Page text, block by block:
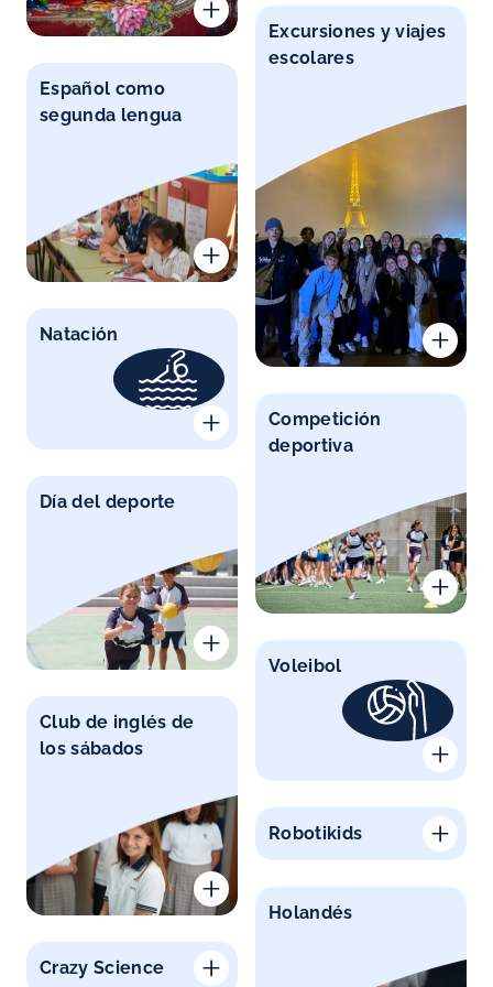
Excursiones y viajes
escolares
Español como
segunda lengua
Natación
Competición
deportiva
Día del deporte
Voleibol
Club de inglés de
los sábados
Robotikids
Holandés
Crazy Science